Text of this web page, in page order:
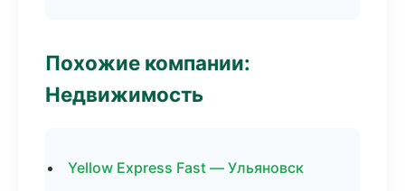
Похожие компании:
Недвижимость
Yellow Express Fast — Ульяновск